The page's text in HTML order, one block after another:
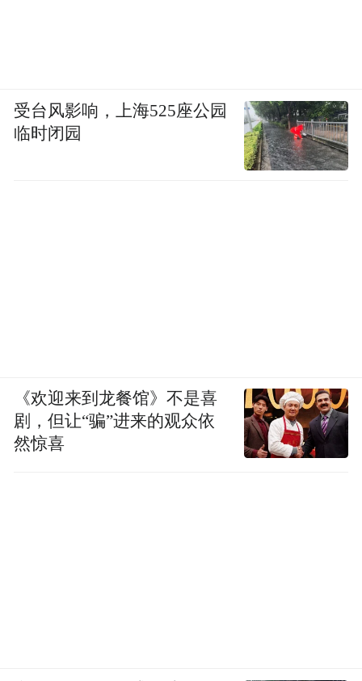
受台风影响，上海525座公园
临时闭园
《欢迎来到龙餐馆》不是喜
剧，但让“骗”进来的观众依
然惊喜